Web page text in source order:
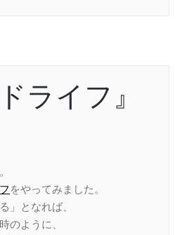
ライフ』
をやってみました。
」となれば、
のように、